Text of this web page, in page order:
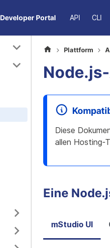
Developer Portal API CLI
Plattform
Diese
allen Hosting-
Eine
mStudio UI